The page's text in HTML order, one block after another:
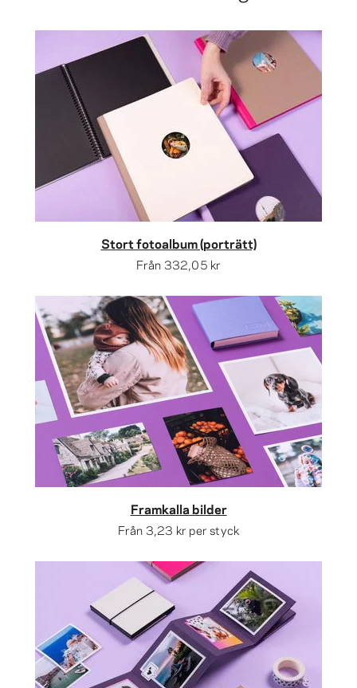
Stort fotoalbum (porträtt)
Från 332,05 kr
Framkalla bilder
Från 3,23 kr per styck